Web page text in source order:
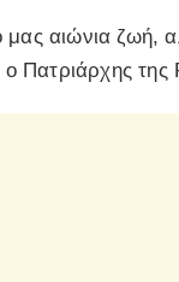
αιώνια ζωή,
Πατριάρχης της